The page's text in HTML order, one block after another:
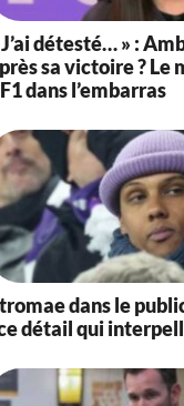
J’ai détesté… » :
sa victoire ?
dans l’embarras
dans le
détail qui